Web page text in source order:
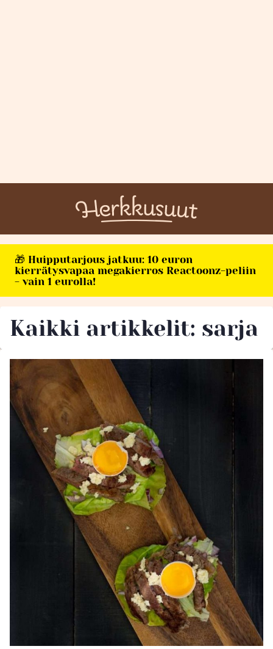
🎁 Huipputarjous jatkuu: 10 euron
kierrätysvapaa megakierros Reactoonz-peliin
- vain 1 eurolla!
Kaikki artikkelit: sarja